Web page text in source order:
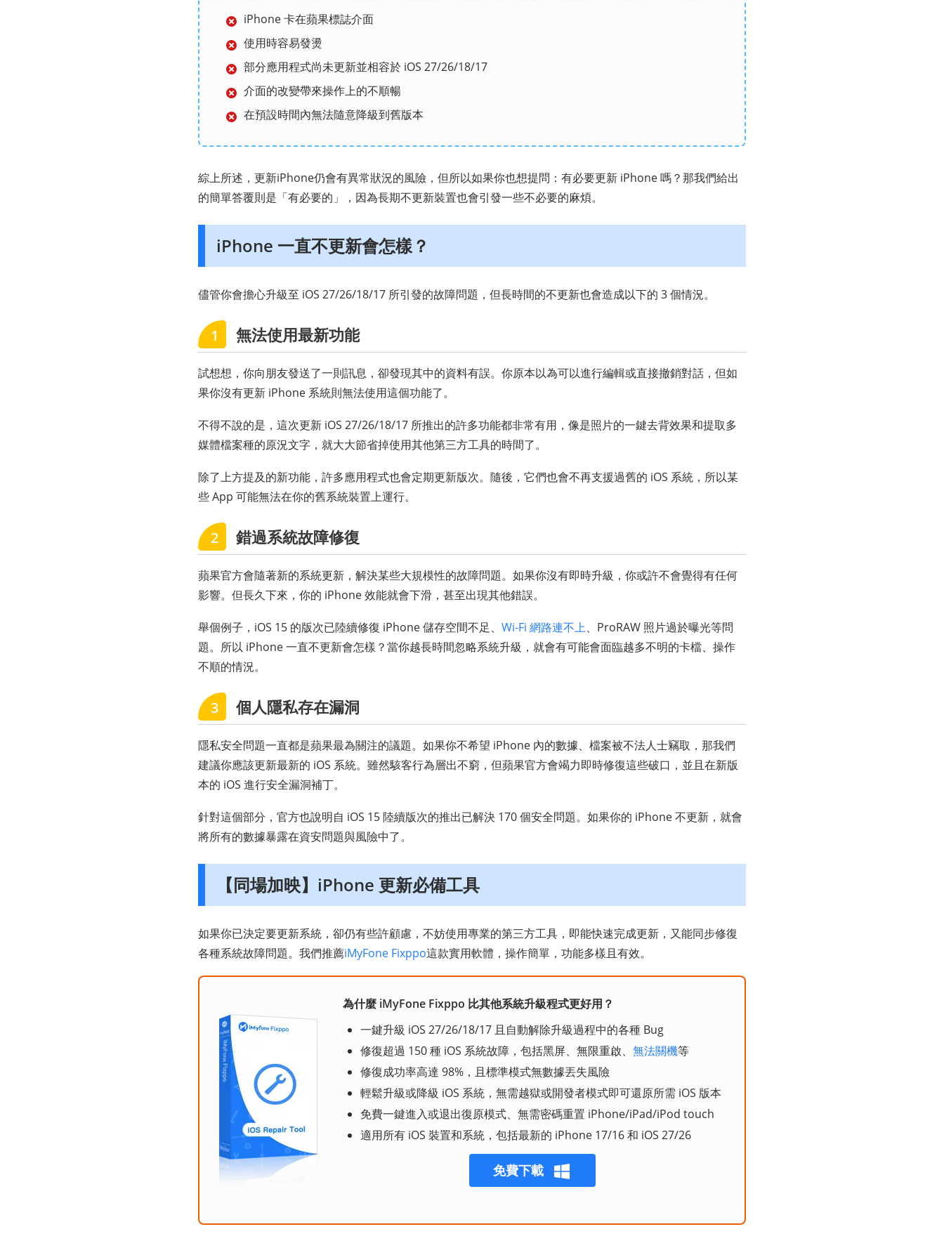
iPhone 卡在蘋果標誌介面
使用時容易發燙
部分應用程式尚未更新並相容於 iOS 27/26/18/17
介面的改變帶來操作上的不順暢
在預設時間內無法隨意降級到舊版本
綜上所述，更新iPhone仍會有異常狀況的風險，但所以如果你也想提問：有必要更新 iPhone 嗎？那我們給出
的簡單答覆則是「有必要的」，因為長期不更新裝置也會引發一些不必要的麻煩。
iPhone 一直不更新會怎樣？
儘管你會擔心升級至 iOS 27/26/18/17 所引發的故障問題，但長時間的不更新也會造成以下的 3 個情況。
1 無法使用最新功能
試想想，你向朋友發送了一則訊息，卻發現其中的資料有誤。你原本以為可以進行編輯或直接撤銷對話，但如
果你沒有更新 iPhone 系統則無法使用這個功能了。
不得不說的是，這次更新 iOS 27/26/18/17 所推出的許多功能都非常有用，像是照片的一鍵去背效果和提取多
媒體檔案種的原況文字，就大大節省掉使用其他第三方工具的時間了。
除了上方提及的新功能，許多應用程式也會定期更新版次。隨後，它們也會不再支援過舊的 iOS 系統，所以某
些 App 可能無法在你的舊系統裝置上運行。
2 錯過系統故障修復
蘋果官方會隨著新的系統更新，解決某些大規模性的故障問題。如果你沒有即時升級，你或許不會覺得有任何
影響。但長久下來，你的 iPhone 效能就會下滑，甚至出現其他錯誤。
舉個例子，iOS 15 的版次已陸續修復 iPhone 儲存空間不足、 Wi-Fi 網路連不上、ProRAW 照片過於曝光等問
題。所以 iPhone 一直不更新會怎樣？當你越長時間忽略系統升級，就會有可能會面臨越多不明的卡檔、操作
不順的情況。
3 個人隱私存在漏洞
隱私安全問題一直都是蘋果最為關注的議題。如果你不希望 iPhone 內的數據、檔案被不法人士竊取，那我們
建議你應該更新最新的 iOS 系統。雖然駭客行為層出不窮，但蘋果官方會竭力即時修復這些破口，並且在新版
本的 iOS 進行安全漏洞補丁。
針對這個部分，官方也說明自 iOS 15 陸續版次的推出已解決 170 個安全問題。如果你的 iPhone 不更新，就會
將所有的數據暴露在資安問題與風險中了。
【同場加映】iPhone 更新必備工具
如果你已決定要更新系統，卻仍有些許顧慮，不妨使用專業的第三方工具，即能快速完成更新，又能同步修復
各種系統故障問題。我們推薦iMyFone Fixppo這款實用軟體，操作簡單，功能多樣且有效。
為什麼 iMyFone Fixppo 比其他系統升級程式更好用？
一鍵升級 iOS 27/26/18/17 且自動解除升級過程中的各種 Bug
修復超過 150 種 iOS 系統故障，包括黑屏、無限重啟、 無法關機等
修復成功率高達 98%，且標準模式無數據丟失風險
輕鬆升級或降級 iOS 系統，無需越獄或開發者模式即可還原所需 iOS 版本
免費一鍵進入或退出復原模式、無需密碼重置 iPhone/iPad/iPod touch
適用所有 iOS 裝置和系統，包括最新的 iPhone 17/16 和 iOS 27/26
免費下載